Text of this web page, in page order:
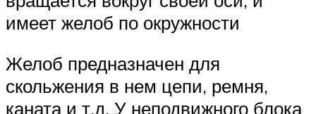
имеет желоб по окружности
Желоб предназначен для
скольжения в нем цепи, ремня,
каната и т.д. У неподвижного блока